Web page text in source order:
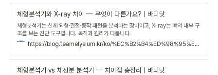
체형분석기와 X-ray 차이 — 무엇이 다른가요? | 바디닷
체형분석기는 신체 외형·관절·동작 패턴을 분석하는 장비이고, X-ray는 뼈의 내부 구
조를 보는 진단 도구입니다. 목적과 원리가 다릅니다.
https://blog.teamelysium.kr/ko/%EC%B2%B4%ED%98%95%EB%B6%84%EC%84%9D%EA%B8%B0-vs-%EC%97%91%EC%8A%A4%EB%A0%88%EC%9D%B4
체형분석기 vs 체성분 분석기 — 차이점 총정리 | 바디닷